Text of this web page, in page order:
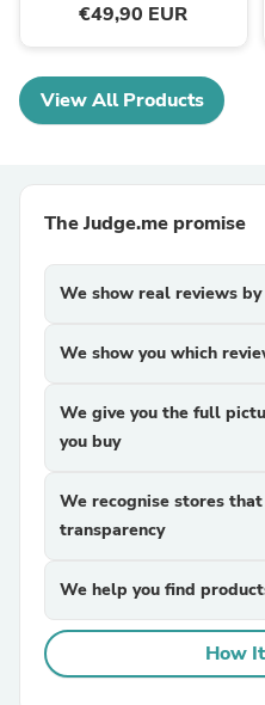
€49,90 EUR
View All Products
The Judge.me promise
We show real reviews
We show you which
We give you the full
you buy
We recognise stores
transparency
We help you find
How